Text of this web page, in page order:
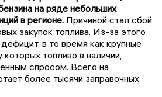
на ряде небольших
в регионе. Причиной стал сбой
закупок топлива. Из-за этого
в то время как крупные
топливо в наличии,
спросом. Всего на
более тысячи заправочных